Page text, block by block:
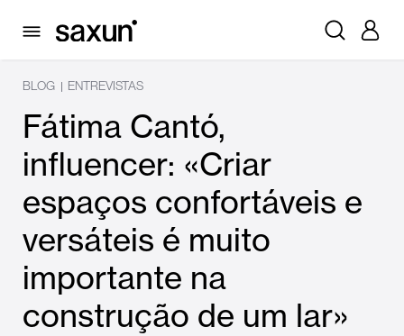
BLOG | ENTREVISTAS
Fátima Cantó,
influencer: «Criar
espaços confortáveis e
versáteis é muito
importante na
construção de um lar»